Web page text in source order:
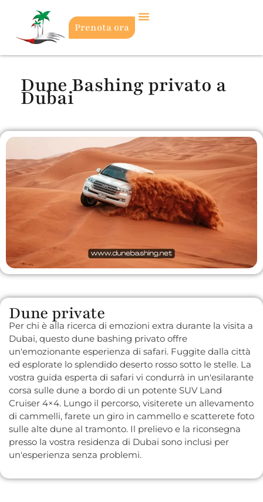
Prenota ora
Dune Bashing privato a
Dubai
Dune private
Per chi è alla ricerca di emozioni extra durante la visita a
Dubai, questo dune bashing privato offre
un'emozionante esperienza di safari. Fuggite dalla città
ed esplorate lo splendido deserto rosso sotto le stelle. La
vostra guida esperta di safari vi condurrà in un'esilarante
corsa sulle dune a bordo di un potente SUV Land
Cruiser 4×4. Lungo il percorso, visiterete un allevamento
di cammelli, farete un giro in cammello e scatterete foto
sulle alte dune al tramonto. Il prelievo e la riconsegna
presso la vostra residenza di Dubai sono inclusi per
un'esperienza senza problemi.